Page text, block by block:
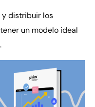
y distribuir los
un modelo ideal